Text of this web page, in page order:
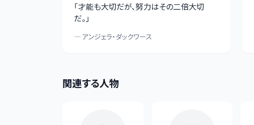
「才能も大切だが、努力はその二倍大切
だ。」
— アンジェラ・ダックワース
関連する人物